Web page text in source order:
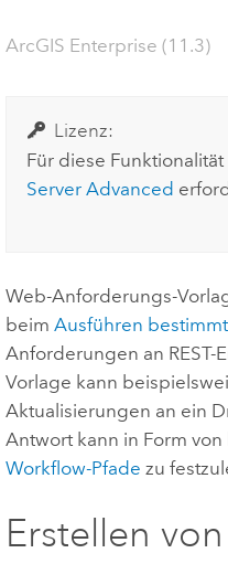
ArcGIS Enterprise (11.3)
Lizenz:
Für diese
Server Advanced
Web-Anforderungs-
beimAusführen
Anforderungen an
Vorlage kann
Aktualisierungen an ein
Antwort kann in Form
Workflow-Pfade zu
Erstellen